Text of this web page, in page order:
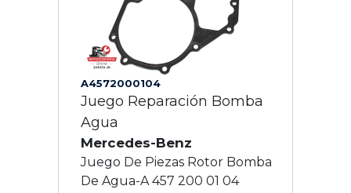
A4572000104
Juego Reparación Bomba
Agua
Mercedes-Benz
Juego De Piezas Rotor Bomba
De Agua-A 457 200 01 04